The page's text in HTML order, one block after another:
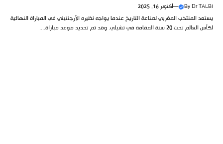
By Dr TALBI
—أكتوبر 16, 2025
يستعد المنتخب المغربي لصناعة التاريخ عندما يواجه نظيره الأرجنتيني في المباراة النهائية
لكأس العالم تحت 20 سنة المقامة في تشيلي. وقد تم تحديد موعد مباراة....